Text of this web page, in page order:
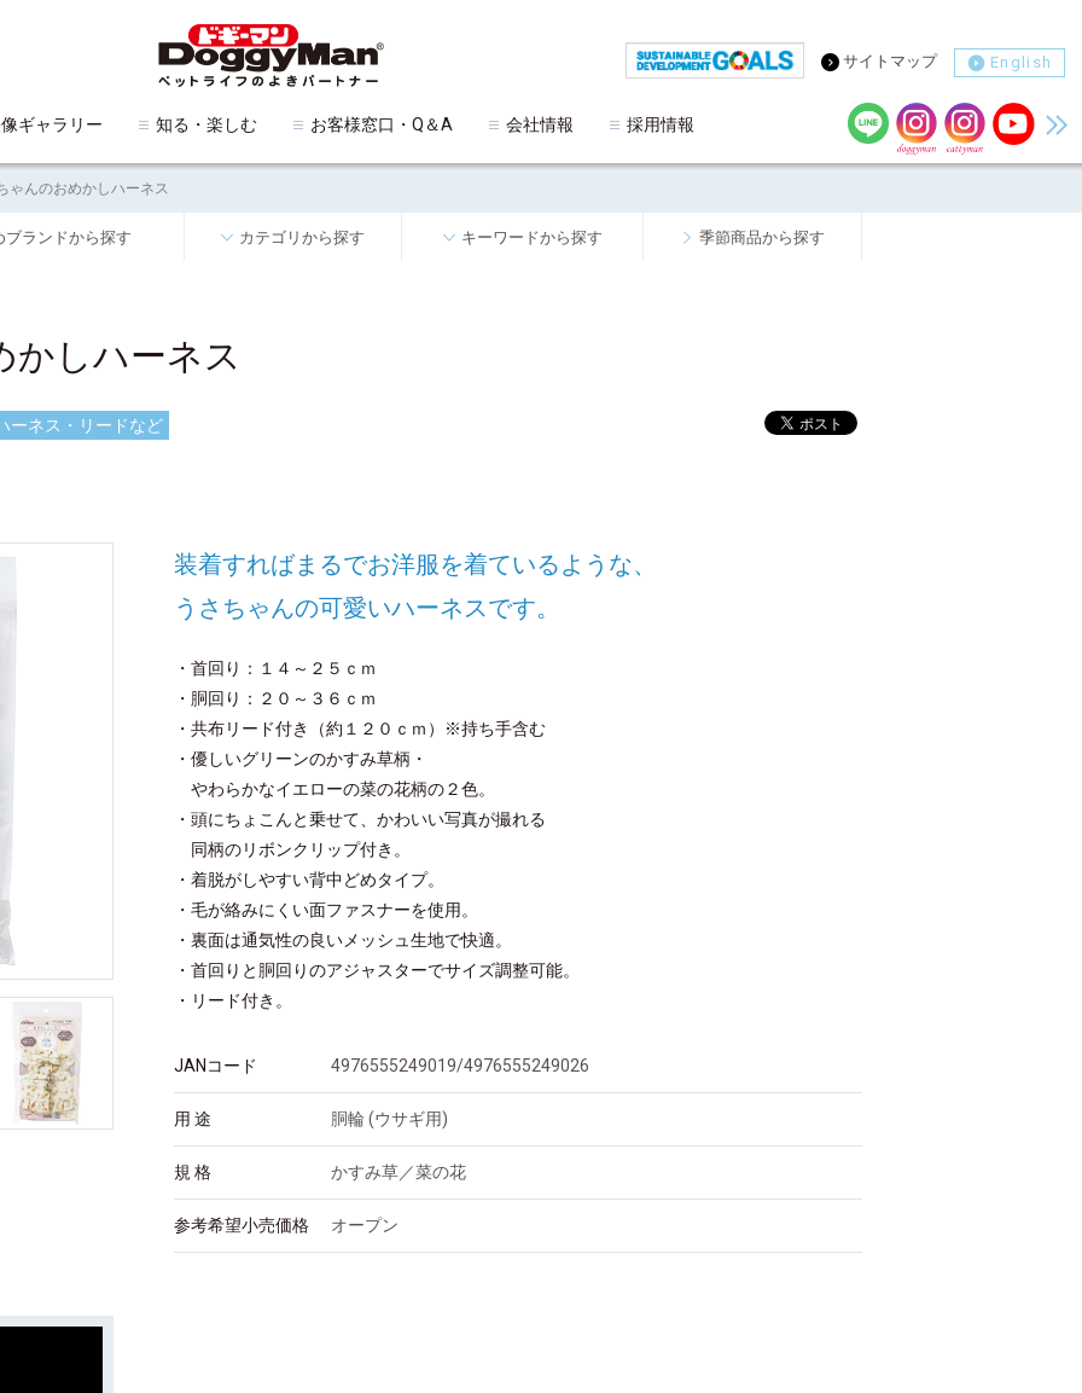
ギャラリー 知る・楽しむ お客様窓口・Q＆A 会社情報 採用情報
サイトマップ English
ゃんのおめかしハーネス
ブランドから探す カテゴリから探す キーワードから探す 季節商品から探す
かしハーネス
ーネス・リードなど
装着すればまるでお洋服を着ているような、
うさちゃんの可愛いハーネスです。
・首回り：１４～２５ｃｍ
・胴回り：２０～３６ｃｍ
・共布リード付き（約１２０ｃｍ）※持ち手含む
・優しいグリーンのかすみ草柄・
やわらかなイエローの菜の花柄の２色。
・頭にちょこんと乗せて、かわいい写真が撮れる
同柄のリボンクリップ付き。
・着脱がしやすい背中どめタイプ。
・毛が絡みにくい面ファスナーを使用。
・裏面は通気性の良いメッシュ生地で快適。
・首回りと胴回りのアジャスターでサイズ調整可能。
・リード付き。
JANコード 4976555249019/4976555249026
用 途 胴輪 (ウサギ用)
規 格 かすみ草／菜の花
参考希望小売価格 オープン